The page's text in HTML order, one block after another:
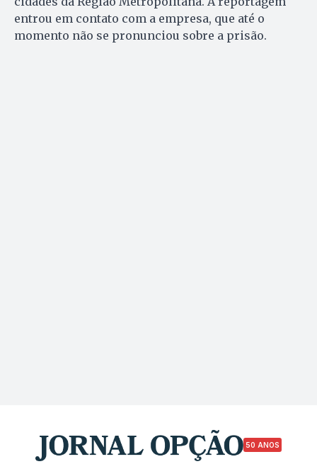
entrou em contato com a empresa, que até o
momento não se pronunciou sobre a prisão.
50 ANOS